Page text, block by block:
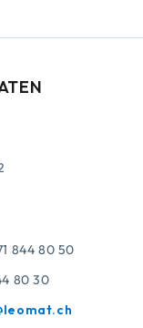
844 80 50
80 30